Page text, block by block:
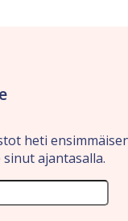
heti
ajantasalla.